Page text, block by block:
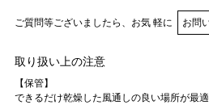
ご質問等ございましたら、お気 軽に お問
取り扱い上の注意
【保管】
できるだけ乾燥した風通しの良い場所が最